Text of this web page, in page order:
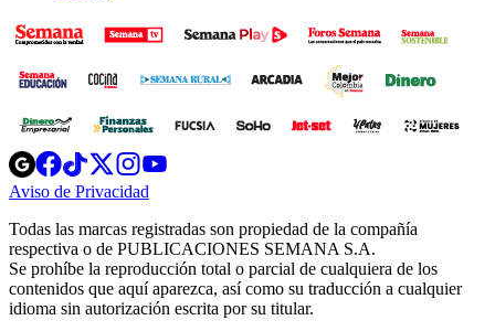
Opens
in
new
Opens
in
new
Opens
in
new
window
Opens
new
windowwindow
Aviso de Privacidad
new
window
Todas las marcas registradas son propiedad de la compañía
respectiva o de PUBLICACIONES SEMANA S.A.
Se prohíbe la reproducción total o parcial de cualquiera de los
contenidos que aquí aparezca, así como su traducción a cualquier
idioma sin autorización escrita por su titular.